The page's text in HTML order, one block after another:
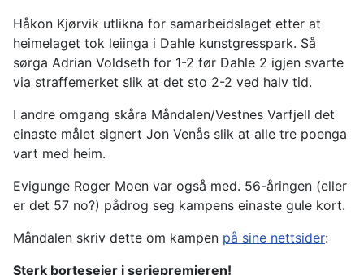
Håkon Kjørvik utlikna for samarbeidslaget etter at
heimelaget tok leiinga i Dahle kunstgresspark. Så
sørga Adrian Voldseth for 1-2 før Dahle 2 igjen svarte
via straffemerket slik at det sto 2-2 ved halv tid.
I andre omgang skåra Måndalen/Vestnes Varfjell det
einaste målet signert Jon Venås slik at alle tre poenga
vart med heim.
Evigunge Roger Moen var også med. 56-åringen (eller
er det 57 no?) pådrog seg kampens einaste gule kort.
Måndalen skriv dette om kampen på sine nettsider:
Sterk borteseier i seriepremieren!